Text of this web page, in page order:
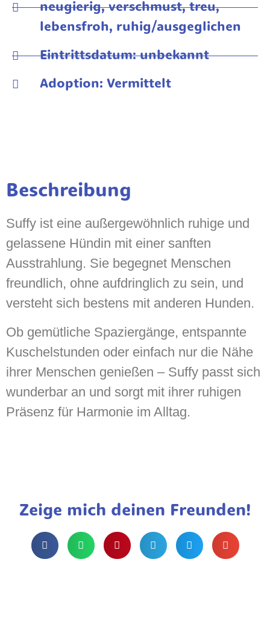
neugierig, verschmust, treu,
lebensfroh, ruhig/ausgeglichen
Eintrittsdatum: unbekannt
Adoption: Vermittelt
Beschreibung
Suffy ist eine außergewöhnlich ruhige und
gelassene Hündin mit einer sanften
Ausstrahlung. Sie begegnet Menschen
freundlich, ohne aufdringlich zu sein, und
versteht sich bestens mit anderen Hunden.
Ob gemütliche Spaziergänge, entspannte
Kuschelstunden oder einfach nur die Nähe
ihrer Menschen genießen – Suffy passt sich
wunderbar an und sorgt mit ihrer ruhigen
Präsenz für Harmonie im Alltag.
Zeige mich deinen Freunden!